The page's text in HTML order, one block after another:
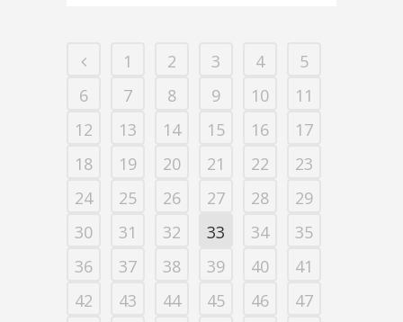
1 2 3 4
5
6
7 8 9 10
11
12
13 14 15 16
17
18
19 20 21 22
23
24
25 26 27 28
29
30
31 32 33 34
35
36
37 38 39 40
41
42
43 44 45 46
47